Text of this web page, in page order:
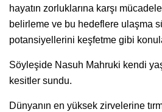
hayatın zorluklarına karşı
belirleme ve bu hedeflere ulaşma
potansiyellerini keşfetme gibi
Söyleşide Nasuh Mahruki kendi
kesitler sundu.
Dünyanın en yüksek zirvelerine